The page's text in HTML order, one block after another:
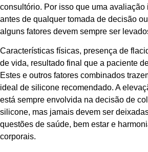
consultório. Por isso que uma avaliação
antes de qualquer tomada de decisão
alguns fatores devem sempre ser
Características físicas, presença de
de vida, resultado final que a paciente
Estes e outros fatores combinados
ideal de silicone recomendado. A
está sempre envolvida na decisão de
silicone, mas jamais devem ser
questões de saúde, bem estar e
corporais.